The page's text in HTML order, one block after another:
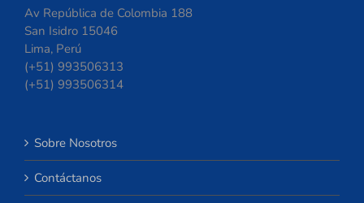
Av República de Colombia 188
San Isidro 15046
Lima, Perú
(+51) 993506313
(+51) 993506314
Sobre Nosotros
Contáctanos